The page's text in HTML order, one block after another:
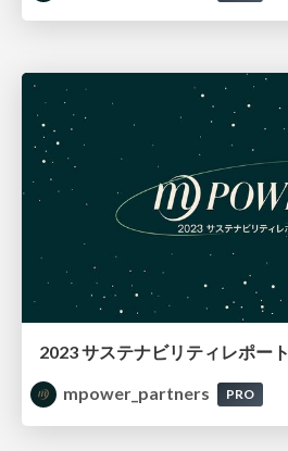
2023 サステナビリティレポート
mpower_partners
PRO